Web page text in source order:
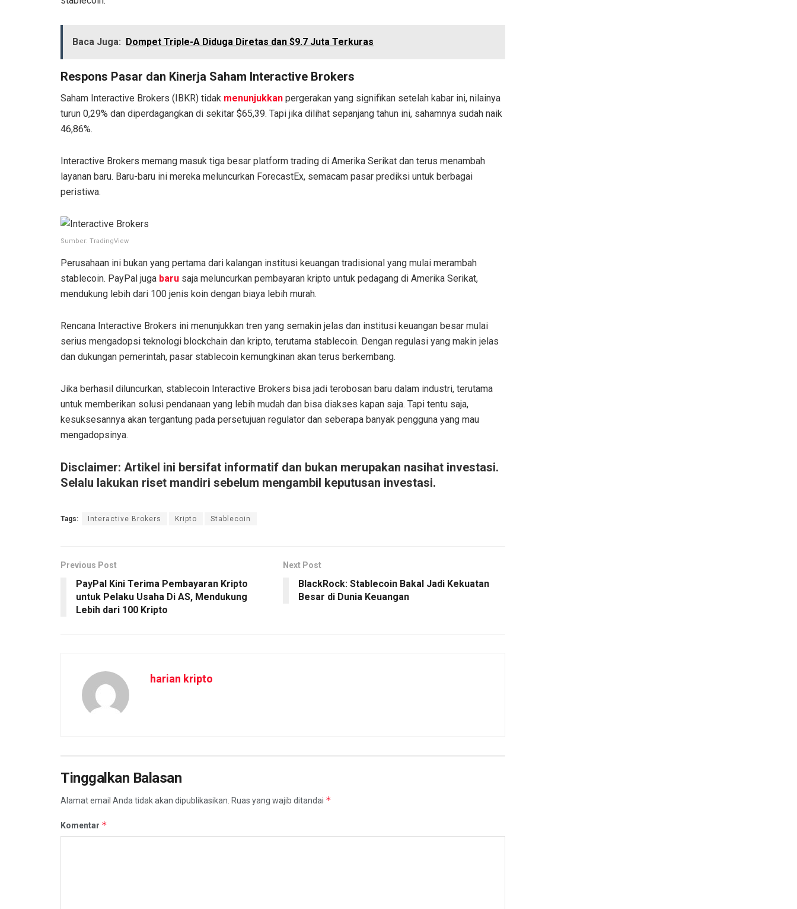
Baca Juga: Dompet Triple-A Diduga Diretas dan $9.7 Juta Terkuras
Respons Pasar dan Kinerja Saham Interactive Brokers
Saham Interactive Brokers (IBKR) tidak menunjukkan pergerakan yang signifikan setelah kabar ini, nilainya
turun 0,29% dan diperdagangkan di sekitar $65,39. Tapi jika dilihat sepanjang tahun ini, sahamnya sudah naik
46,86%.
Interactive Brokers memang masuk tiga besar platform trading di Amerika Serikat dan terus menambah
layanan baru. Baru-baru ini mereka meluncurkan ForecastEx, semacam pasar prediksi untuk berbagai
peristiwa.
Sumber: TradingView
Perusahaan ini bukan yang pertama dari kalangan institusi keuangan tradisional yang mulai merambah
stablecoin. PayPal juga baru saja meluncurkan pembayaran kripto untuk pedagang di Amerika Serikat,
mendukung lebih dari 100 jenis koin dengan biaya lebih murah.
Rencana Interactive Brokers ini menunjukkan tren yang semakin jelas dan institusi keuangan besar mulai
serius mengadopsi teknologi blockchain dan kripto, terutama stablecoin. Dengan regulasi yang makin jelas
dan dukungan pemerintah, pasar stablecoin kemungkinan akan terus berkembang.
Jika berhasil diluncurkan, stablecoin Interactive Brokers bisa jadi terobosan baru dalam industri, terutama
untuk memberikan solusi pendanaan yang lebih mudah dan bisa diakses kapan saja. Tapi tentu saja,
kesuksesannya akan tergantung pada persetujuan regulator dan seberapa banyak pengguna yang mau
mengadopsinya.
Disclaimer: Artikel ini bersifat informatif dan bukan merupakan nasihat investasi.
Selalu lakukan riset mandiri sebelum mengambil keputusan investasi.
Tags: Interactive Brokers Kripto Stablecoin
Previous Post
PayPal Kini Terima Pembayaran Kripto
untuk Pelaku Usaha Di AS, Mendukung
Lebih dari 100 Kripto
Next Post
BlackRock: Stablecoin Bakal Jadi Kekuatan
Besar di Dunia Keuangan
harian kripto
Tinggalkan Balasan
Alamat email Anda tidak akan dipublikasikan. Ruas yang wajib ditandai *
Komentar *